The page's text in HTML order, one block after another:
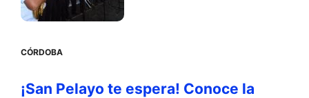
CÓRDOBA
¡San Pelayo te espera! Conoce la